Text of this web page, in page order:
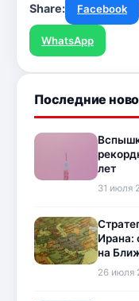
Share: Facebook
WhatsApp
Последние
лет
31 июля
Ирана:
на
26 июля